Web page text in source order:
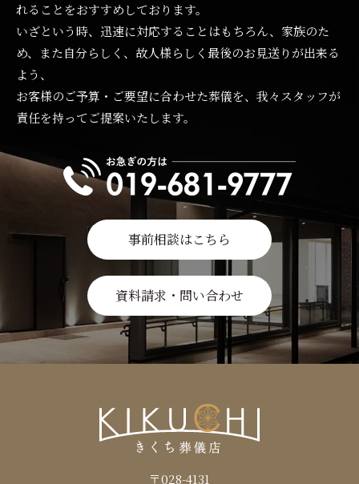
れることをおすすめしております。
いざという時、迅速に対応することはもちろん、家族のた
め、また自分らしく、故人様らしく最後のお見送りが出来る
よう、
お客様のご予算・ご要望に合わせた葬儀を、我々スタッフが
責任を持ってご提案いたします。
事前相談はこちら
資料請求・問い合わせ
〒028-4131